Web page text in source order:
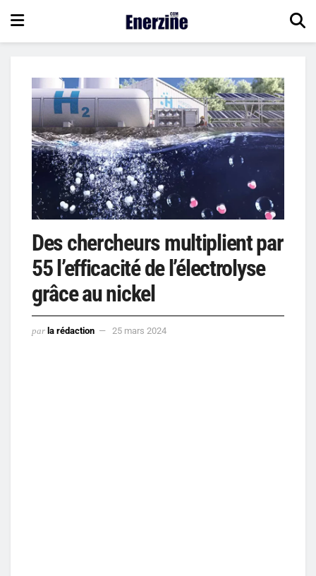
Des chercheurs multiplient par
55 l’efficacité de l’électrolyse
grâce au nickel
par la rédaction 25 mars 2024